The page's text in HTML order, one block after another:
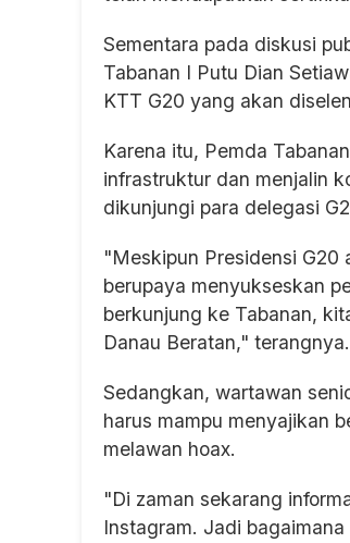
Sementara pada diskusi
Tabanan I Putu Dian
KTT G20 yang akan
Karena itu, Pemda
infrastruktur dan menjalin
dikunjungi para delegasi
"Meskipun Presidensi G20
berupaya menyukseskan
berkunjung ke Tabanan,
Danau Beratan," terangnya.
Sedangkan, wartawan
harus mampu menyajikan
melawan hoax.
"Di zaman sekarang
Instagram. Jadi